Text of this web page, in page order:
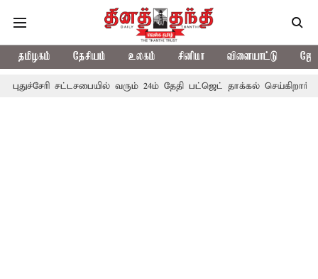
தமிழகம் தேசியம் உலகம் சினிமா விளையாட்டு
சட்டசபையில் வரும் 24ம் தேதி பட்ஜெட் தாக்கல் செய்கிறார் முதல்-